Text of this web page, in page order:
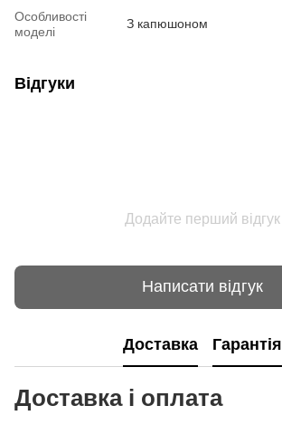
Особливості
моделі
З капюшоном
Відгуки
Додайте перший відгук
Написати відгук
Доставка Гарантія
Доставка і оплата